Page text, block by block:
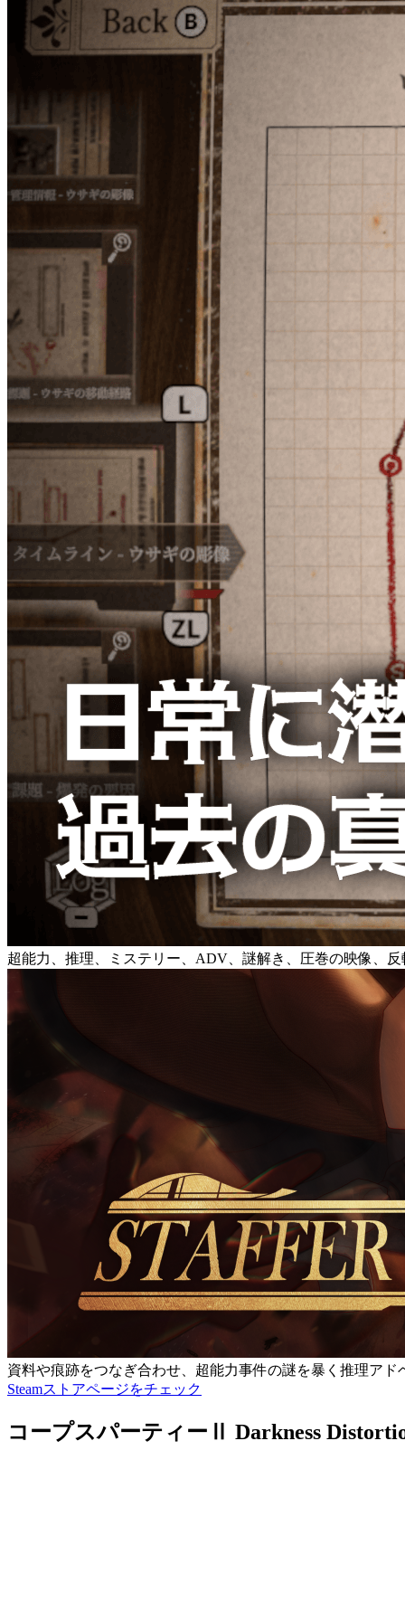
超能力、推理、ミステリー、ADV、謎解き、圧巻の映像、反
資料や痕跡をつなぎ合わせ、超能力事件の謎を暴く推理ア
Steamストアページをチェック
コープスパーティーⅡ Darkness